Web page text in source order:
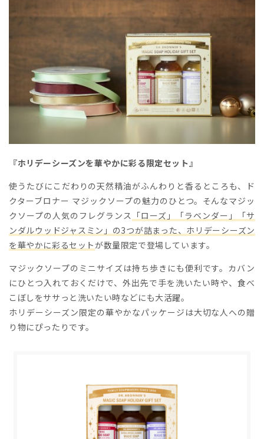
『ホリデーシーズンを華やかに彩る限定セット』
使うたびにこだわりの天然精油がふんわりと香るところも、ド
クターブロナー マジックソープの魅力のひとつ。そんなマジッ
クソープの人気のフレグランス 「ローズ」「ラベンダー」「サ
ンダルウッドジャスミン」の3つが詰まった、ホリデーシーズン
を華やかに彩るセットが数量限定で登場しています。
マジックソープのミニサイズは持ち歩きにも便利です。カバン
にひとつ入れておくだけで、外出先で手を洗いたい時や、食べ
こぼしをササっと洗いたい時などにも大活躍。
ホリデーシーズン限定の華やかなパッケージは大切な人への贈
り物にぴったりです。